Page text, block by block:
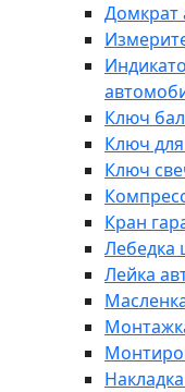
Домкрат
Ключ
Ключ
Ключ
Кран
Лебедка
Лейка